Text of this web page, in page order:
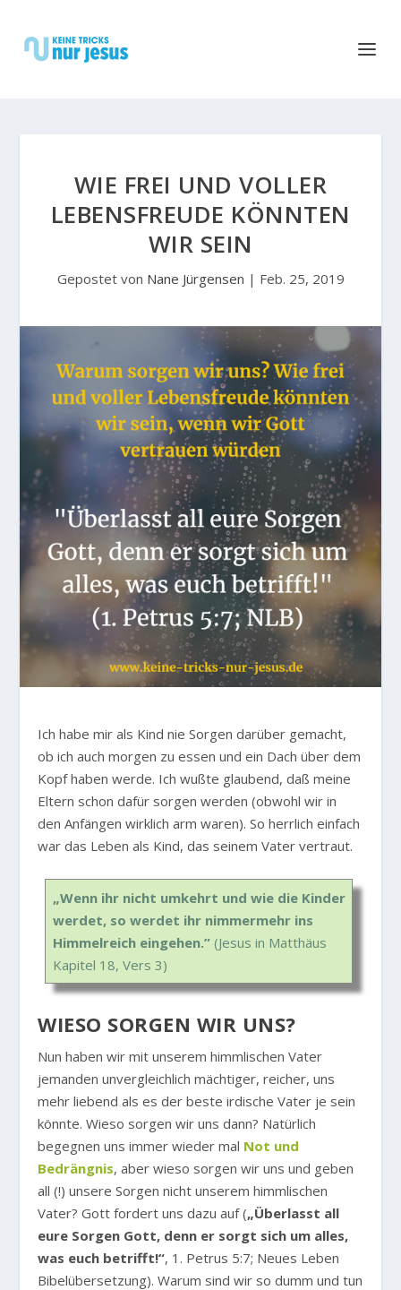
WIE FREI UND VOLLER
LEBENSFREUDE KÖNNTEN
WIR SEIN
Gepostet von Nane Jürgensen | Feb. 25, 2019
Ich habe mir als Kind nie Sorgen darüber gemacht,
ob ich auch morgen zu essen und ein Dach über dem
Kopf haben werde. Ich wußte glaubend, daß meine
Eltern schon dafür sorgen werden (obwohl wir in
den Anfängen wirklich arm waren). So herrlich einfach
war das Leben als Kind, das seinem Vater vertraut.
„Wenn ihr nicht umkehrt und wie die Kinder
werdet, so werdet ihr nimmermehr ins
Himmelreich eingehen.”(Jesus in Matthäus
Kapitel 18, Vers 3)
WIESO SORGEN WIR UNS?
Nun haben wir mit unserem himmlischen Vater
jemanden unvergleichlich mächtiger, reicher, uns
mehr liebend als es der beste irdische Vater je sein
könnte. Wieso sorgen wir uns dann? Natürlich
begegnen uns immer wieder mal Not und
Bedrängnis, aber wieso sorgen wir uns und geben
all (!) unsere Sorgen nicht unserem himmlischen
Vater? Gott fordert uns dazu auf („Überlasst all
eure Sorgen Gott, denn er sorgt sich um alles,
was euch betrifft!“, 1. Petrus 5:7; Neues Leben
Bibelübersetzung). Warum sind wir so dumm und tun